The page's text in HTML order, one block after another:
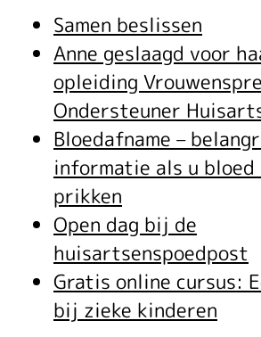
t
a
l
Samen beslissen
Anne geslaagd voor
opleiding
Ondersteuner
Bloedafname –
informatie als u
prikken
Open dag bij de
huisartsenspoedpost
Gratis online cursus:
bij zieke kinderen